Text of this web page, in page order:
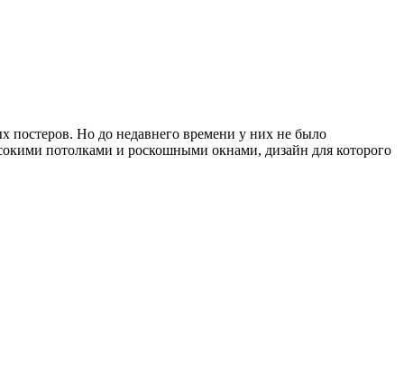
постеров. Но до недавнего времени у них не было
потолками и роскошными окнами, дизайн для которого